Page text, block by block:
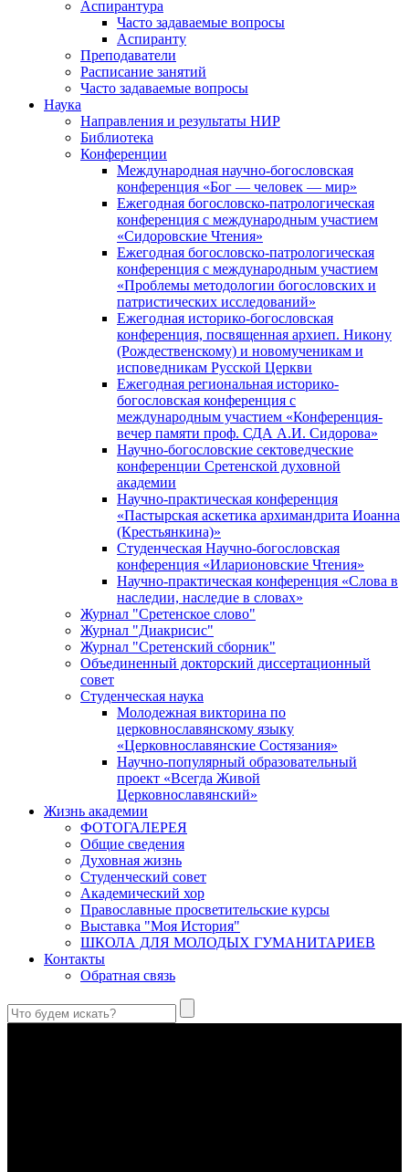
Аспирантура
Часто задаваемые вопросы
Аспиранту
Преподаватели
Расписание занятий
Часто задаваемые вопросы
Наука
Направления и результаты НИР
Библиотека
Конференции
Международная научно-богословская
конференция «Бог — человек — мир»
Ежегодная богословско-патрологическая
конференция с международным участием
«Сидоровские Чтения»
Ежегодная богословско-патрологическая
конференция с международным участием
«Проблемы методологии богословских и
патристических исследований»
Ежегодная историко-богословская
конференция, посвященная архиеп. Никону
(Рождественскому) и новомученикам и
исповедникам Русской Церкви
Ежегодная региональная историко-
богословская конференция с
международным участием «Конференция-
вечер памяти проф. СДА А.И. Сидорова»
Научно-богословские сектоведческие
конференции Сретенской духовной
академии
Научно-практическая конференция
«Пастырская аскетика архимандрита Иоанна
(Крестьянкина)»
Студенческая Научно-богословская
конференция «Иларионовские Чтения»
Научно-практическая конференция «Cлова в
наследии, наследие в словах»
Журнал "Сретенское слово"
Журнал "Диакрисис"
Журнал "Сретенский сборник"
Объединенный докторский диссертационный
совет
Студенческая наука
Молодежная викторина по
церковнославянскому языку
«Церковнославянские Состязания»
Научно-популярный образовательный
проект «Всегда Живой
Церковнославянский»
Жизнь академии
ФОТОГАЛЕРЕЯ
Общие сведения
Духовная жизнь
Студенческий совет
Академический хор
Православные просветительские курсы
Выставка "Моя История"
ШКОЛА ДЛЯ МОЛОДЫХ ГУМАНИТАРИЕВ
Контакты
Обратная связь